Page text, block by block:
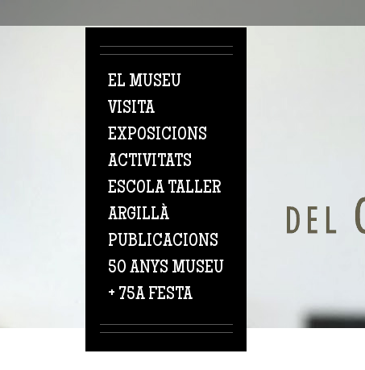
EL MUSEU
VISITA
EXPOSICIONS
ACTIVITATS
ESCOLA TALLER
ARGILLÀ
PUBLICACIONS
50 ANYS MUSEU
+ 75A FESTA